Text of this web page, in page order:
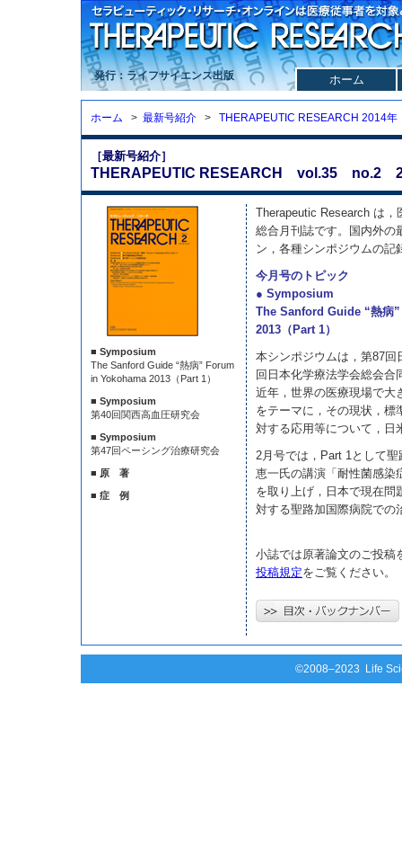
発行：ライフサイエンス出版 ホーム
ホーム > 最新号紹介 > THERAPEUTIC RESEARCH 2014年
［最新号紹介］
THERAPEUTIC RESEARCH vol.35 no.2
■ Symposium
The Sanford Guide “熱病” Forum
in Yokohama 2013（Part 1）
■ Symposium
第40回関西高血圧研究会
■ Symposium
第47回ペーシング治療研究会
■ 原 著
■ 症 例
Therapeutic Research は
総合月刊誌です。国内外の
ン，各種シンポジウムの記
今月号のトピック
● Symposium
The Sanford Guide “熱病
2013（Part 1）
本シンポジウムは，第87回
回日本化学療法学会総会合
近年，世界の医療現場で大
をテーマに，その現状，標
対する応用等について，日
2月号では，Part 1として
恵一氏の講演「耐性菌感染
を取り上げ，日本で現在問
対する聖路加国際病院での
小誌では原著論文のご投稿
投稿規定をご覧ください。
©2008–2023 Life